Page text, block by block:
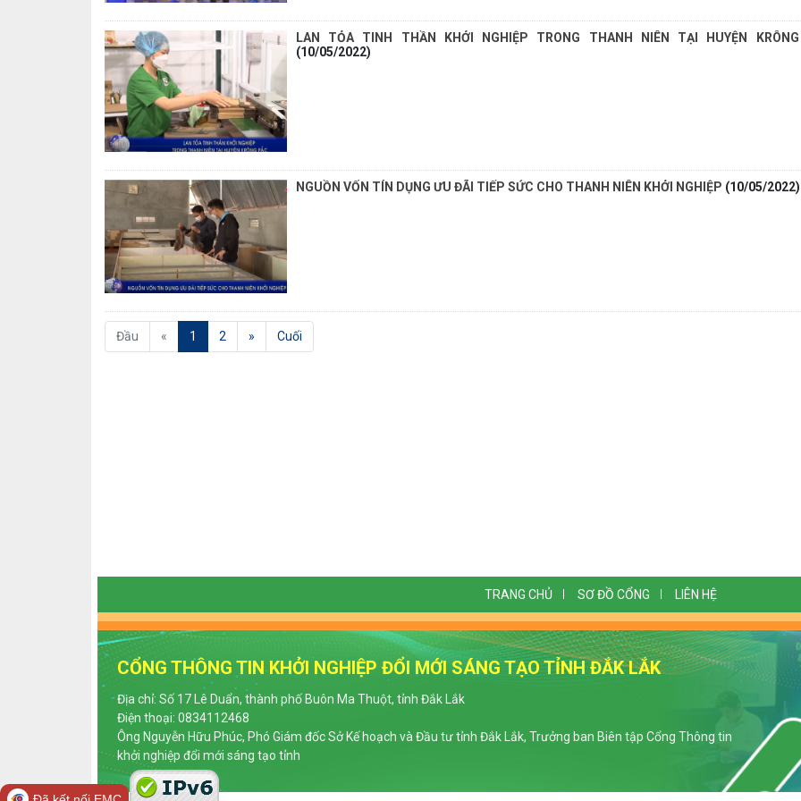
LAN TỎA TINH THẦN KHỞI NGHIỆP TRONG THANH NIÊN TẠI HUYỆN
(10/05/2022)
NGUỒN VỐN TÍN DỤNG ƯU ĐÃI TIẾP SỨC CHO THANH NIÊN KHỞI NGHIỆP (10/05/2022)
Đầu « 1 (current)
2 » Cuối
TRANG CHỦ SƠ ĐỒ CỔNG LIÊN HỆ
CỔNG THÔNG TIN KHỞI NGHIỆP ĐỔI MỚI SÁNG TẠO TỈNH ĐẮK LẮK
Địa chỉ: Số 17 Lê Duẩn, thành phố Buôn Ma Thuột, tỉnh Đắk Lắk
Điện thoại: 0834112468
Ông Nguyễn Hữu Phúc, Phó Giám đốc Sở Kế hoạch và Đầu tư tỉnh Đắk Lắk, Trưởng ban Biên tập Cổng Thông tin
khởi nghiệp đổi mới sáng tạo tỉnh